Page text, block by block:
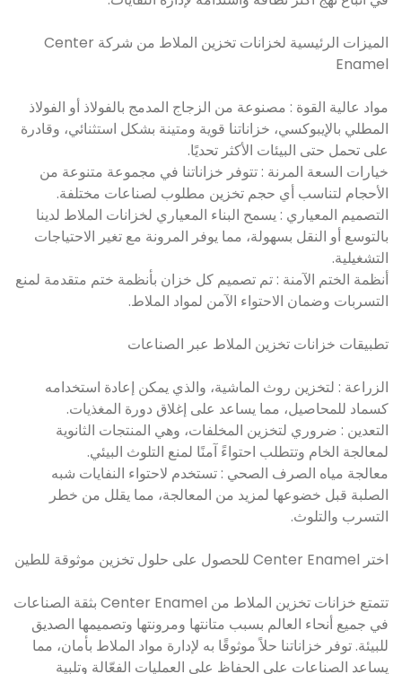
الميزات الرئيسية لخزانات تخزين الملاط من شركة Center
Enamel
مواد عالية القوة : مصنوعة من الزجاج المدمج بالفولاذ أو الفولاذ
المطلي بالإيبوكسي، خزاناتنا قوية ومتينة بشكل استثنائي، وقادرة
على تحمل حتى البيئات الأكثر تحديًا.
خيارات السعة المرنة : تتوفر خزاناتنا في مجموعة متنوعة من
الأحجام لتناسب أي حجم تخزين مطلوب لصناعات مختلفة.
التصميم المعياري : يسمح البناء المعياري لخزانات الملاط لدينا
بالتوسع أو النقل بسهولة، مما يوفر المرونة مع تغير الاحتياجات
التشغيلية.
أنظمة الختم الآمنة : تم تصميم كل خزان بأنظمة ختم متقدمة لمنع
التسربات وضمان الاحتواء الآمن لمواد الملاط.
تطبيقات خزانات تخزين الملاط عبر الصناعات
الزراعة : لتخزين روث الماشية، والذي يمكن إعادة استخدامه
كسماد للمحاصيل، مما يساعد على إغلاق دورة المغذيات.
التعدين : ضروري لتخزين المخلفات، وهي المنتجات الثانوية
لمعالجة الخام وتتطلب احتواءً آمنًا لمنع التلوث البيئي.
معالجة مياه الصرف الصحي : تستخدم لاحتواء النفايات شبه
الصلبة قبل خضوعها لمزيد من المعالجة، مما يقلل من خطر
التسرب والتلوث.
اختر Center Enamel للحصول على حلول تخزين موثوقة للطين
تتمتع خزانات تخزين الملاط من Center Enamel بثقة الصناعات
في جميع أنحاء العالم بسبب متانتها ومرونتها وتصميمها الصديق
للبيئة. توفر خزاناتنا حلاً موثوقًا به لإدارة مواد الملاط بأمان، مما
يساعد الصناعات على الحفاظ على العمليات الفعّالة وتلبية